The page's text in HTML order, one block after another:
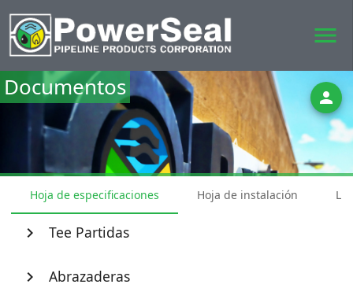
menu
person
Documentos
Hoja de especificaciones Hoja de instalación
chevron_right Tee Partidas
chevron_right Abrazaderas